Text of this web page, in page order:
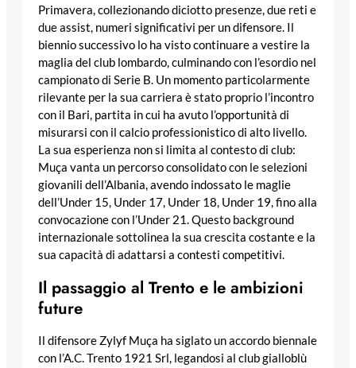
Primavera, collezionando diciotto presenze, due reti e
due assist, numeri significativi per un difensore. Il
biennio successivo lo ha visto continuare a vestire la
maglia del club lombardo, culminando con l’esordio nel
campionato di Serie B. Un momento particolarmente
rilevante per la sua carriera è stato proprio l’incontro
con il Bari, partita in cui ha avuto l’opportunità di
misurarsi con il calcio professionistico di alto livello.
La sua esperienza non si limita al contesto di club:
Muça vanta un percorso consolidato con le selezioni
giovanili dell’Albania, avendo indossato le maglie
dell’Under 15, Under 17, Under 18, Under 19, fino alla
convocazione con l’Under 21. Questo background
internazionale sottolinea la sua crescita costante e la
sua capacità di adattarsi a contesti competitivi.
Il passaggio al Trento e le ambizioni
future
Il difensore Zylyf Muça ha siglato un accordo biennale
con l’A.C. Trento 1921 Srl, legandosi al club gialloblù